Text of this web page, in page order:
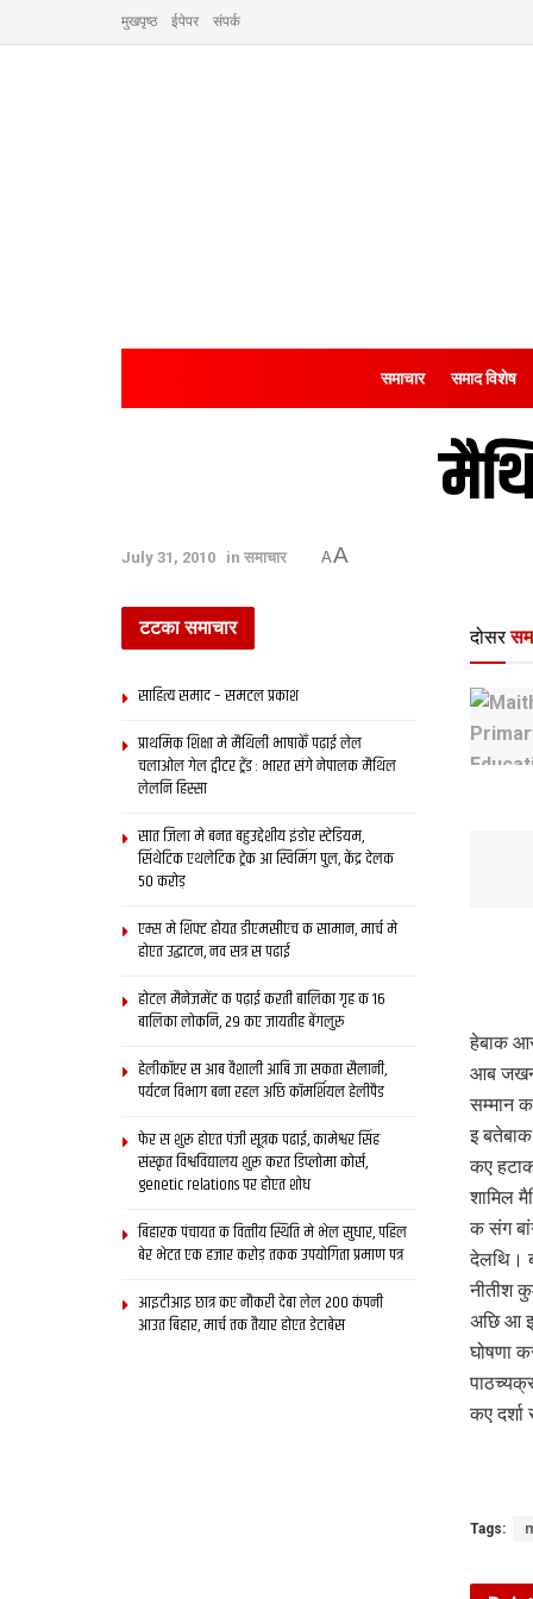
मुखपृष्ठ ईपेपर संपर्क
समाचार समाद विशेष
July 31, 2010 in समाचार AA
दोसर
हेबाक
आब जखन
सम्मान
इ बतेबाक
कए
शामिल
क संग
देलथि।
नीतीश
अछि आ इ
घोषणा
कए
Tags:
टटका समाचार
साहित्य समाद – समटल प्रकाश
प्राथमिक शि‍क्षा मे मैथि‍ली भाषाकेँ पढ़ाई लेल
चलाओल गेल ट्वीटर ट्रेंड : भारत संगे नेपालक मैथिल
लेलनि हिस्सा
सात जिला मे बनत बहुउद्देशीय इंडोर स्‍टेडि‍यम,
सिंथेटिक एथलेटिक ट्रेक आ स्विमिंग पुल, केंद्र देलक
50 करोड़
एम्स मे शिफ्ट होयत डीएमसीएच क सामान, मार्च मे
होएत उद्घाटन, नव सत्र स पढाई
होटल मैनेजमेंट क पढ़ाई करती बालिका गृह क 16
बालिका लोकनि, 29 कए जायतीह बेंगलुरु
हेलीकॉप्टर स आब वैशाली आबि जा सकता सैलानी,
पर्यटन विभाग बना रहल अछि कॉमर्शियल हेलीपैड
फेर स शुरू होएत पंजी सूत्रक पढाई, कामेश्वर सिंह
संस्कृत विश्वविद्यालय शुरू करत डिप्लोमा कोर्स,
genetic relations पर होएत शोध
बिहारक पंचायत क वित्‍तीय स्थिति मे भेल सुधार, पहिल
बेर भेटत एक हजार करोड़ तकक उपयोगिता प्रमाण पत्र
आइटीआइ छात्र कए नौकरी देबा लेल 200 कंपनी
आउत बिहार, मार्च तक तैयार होएत डेटाबेस